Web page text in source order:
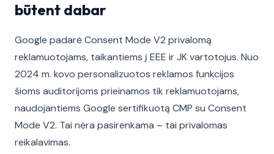
būtent dabar
Google padarė Consent Mode V2 privalomą
reklamuotojams, taikantiems į EEE ir JK vartotojus. Nuo
2024 m. kovo personalizuotos reklamos funkcijos
šioms auditorijoms prieinamos tik reklamuotojams,
naudojantiems Google sertifikuotą CMP su Consent
Mode V2. Tai nėra pasirenkama – tai privalomas
reikalavimas.